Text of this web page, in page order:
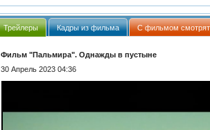
Трейлеры Кадры из фильма С фильмом смотрят
Фильм "Пальмира". Однажды в пустыне
30 Апрель 2023 04:36